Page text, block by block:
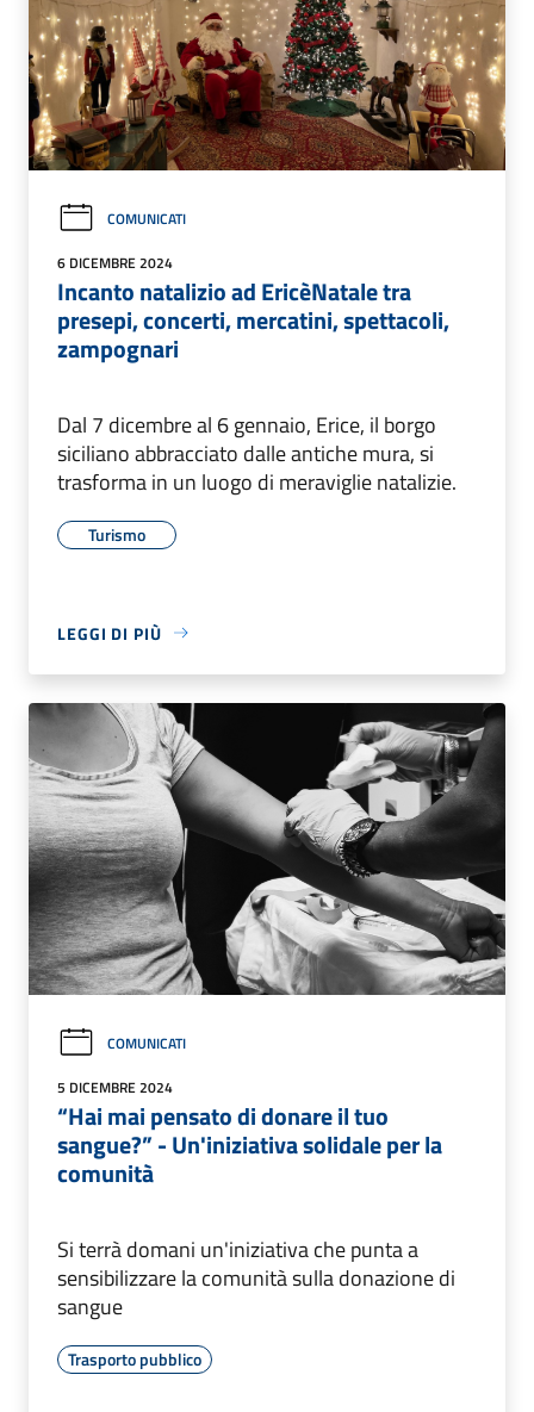
COMUNICATI
6 DICEMBRE 2024
Incanto natalizio ad EricèNatale tra
presepi, concerti, mercatini, spettacoli,
zampognari
Dal 7 dicembre al 6 gennaio, Erice, il borgo
siciliano abbracciato dalle antiche mura, si
trasforma in un luogo di meraviglie natalizie.
Turismo
LEGGI DI PIÙ
COMUNICATI
5 DICEMBRE 2024
“Hai mai pensato di donare il tuo
sangue?” - Un'iniziativa solidale per la
comunità
Si terrà domani un'iniziativa che punta a
sensibilizzare la comunità sulla donazione di
sangue
Trasporto pubblico